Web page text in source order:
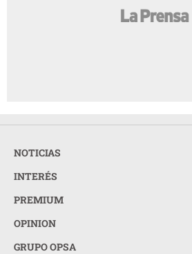
NOTICIAS
INTERÉS
PREMIUM
OPINION
GRUPO OPSA